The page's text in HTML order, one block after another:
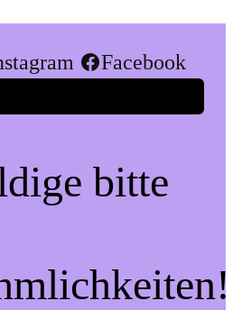
Facebook
bitte